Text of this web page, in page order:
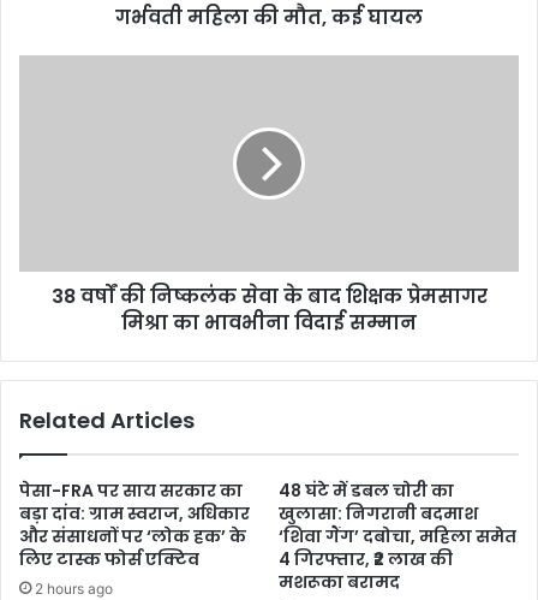
गर्भवती महिला की मौत, कई घायल
38 वर्षों की निष्कलंक सेवा के बाद शिक्षक प्रेमसागर
मिश्रा का भावभीना विदाई सम्मान
Related Articles
पेसा-FRA पर साय सरकार का
बड़ा दांव: ग्राम स्वराज, अधिकार
और संसाधनों पर ‘लोक हक’ के
लिए टास्क फोर्स एक्टिव
2 hours ago
48 घंटे में डबल चोरी का
खुलासा: निगरानी बदमाश
‘शिवा गैंग’ दबोचा, महिला समेत
4 गिरफ्तार, ₹2 लाख की
मशरूका बरामद